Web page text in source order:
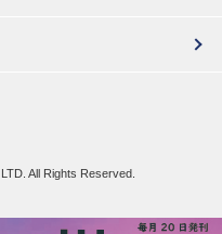
All Rights Reserved.